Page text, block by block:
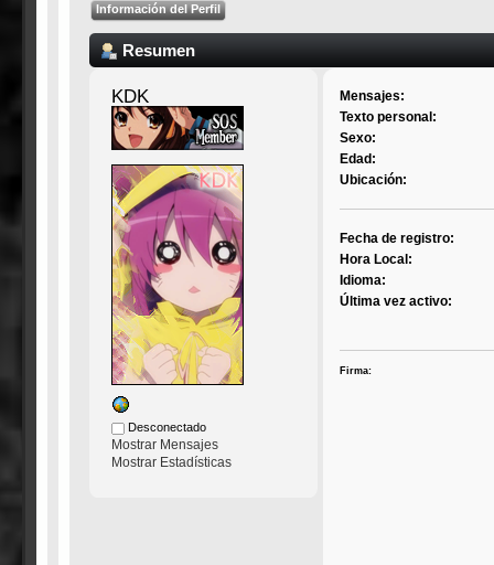
Información del Perfil
Resumen
KDK
Desconectado
Mostrar Mensajes
Mostrar Estadísticas
Mensajes:
Texto personal:
Sexo:
Edad:
Ubicación:
Fecha de registro:
Hora Local:
Idioma:
Última vez activo:
Firma: